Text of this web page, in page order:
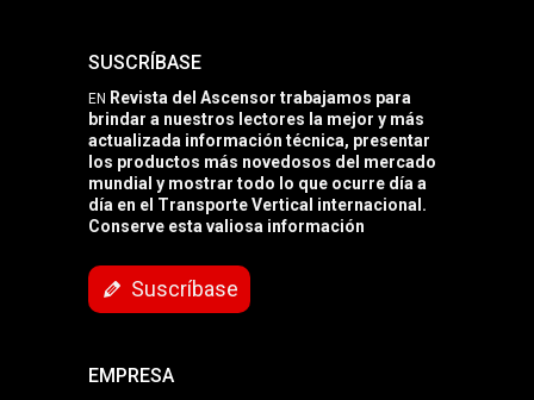
SUSCRÍBASE
EN Revista del Ascensor trabajamos para
brindar a nuestros lectores la mejor y más
actualizada información técnica, presentar
los productos más novedosos del mercado
mundial y mostrar todo lo que ocurre día a
día en el Transporte Vertical internacional.
Conserve esta valiosa información
Suscríbase
EMPRESA